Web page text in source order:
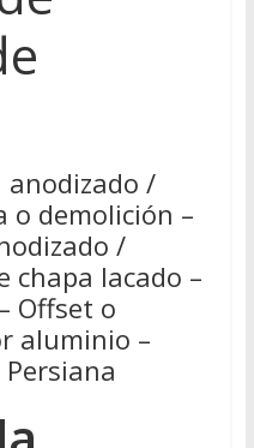
anodizado /
o demolición –
/
chapa lacado –
Offset o
aluminio –